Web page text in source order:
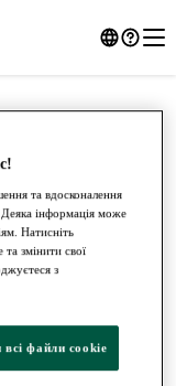
та вдосконалення
Деяка інформація може
Натисніть
змінити свої
з
всі файли сookie